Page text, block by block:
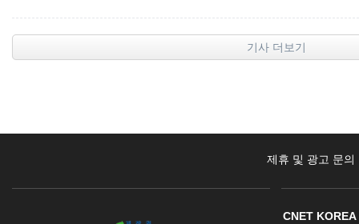
기사 더보기
제휴 및 광고 문의
CNET